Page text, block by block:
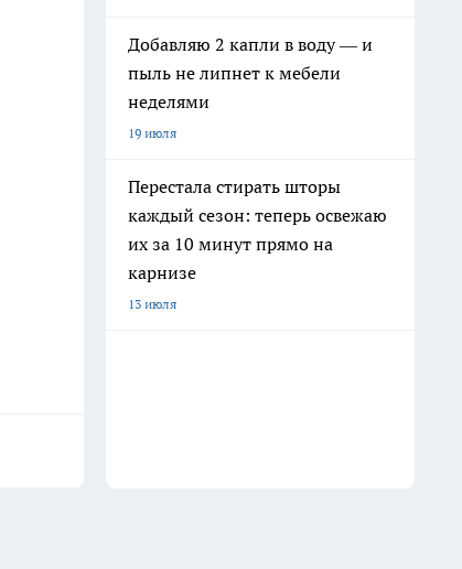
Добавляю 2 капли в воду — и
пыль не липнет к мебели
неделями
19 июля
Перестала стирать шторы
каждый сезон: теперь освежаю
их за 10 минут прямо на
карнизе
13 июля